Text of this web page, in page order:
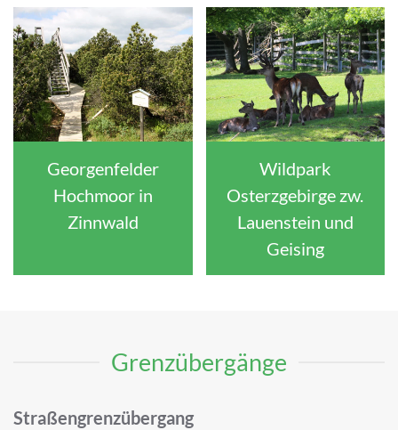
Georgenfelder
Hochmoor in
Zinnwald
Wildpark
Osterzgebirge zw.
Lauenstein und
Geising
Grenzübergänge
Straßengrenzübergang